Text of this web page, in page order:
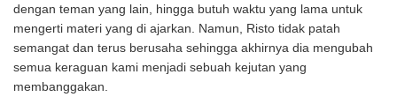
dengan teman yang lain, hingga butuh waktu yang lama untuk
mengerti materi yang di ajarkan. Namun, Risto tidak patah
semangat dan terus berusaha sehingga akhirnya dia mengubah
semua keraguan kami menjadi sebuah kejutan yang
membanggakan.